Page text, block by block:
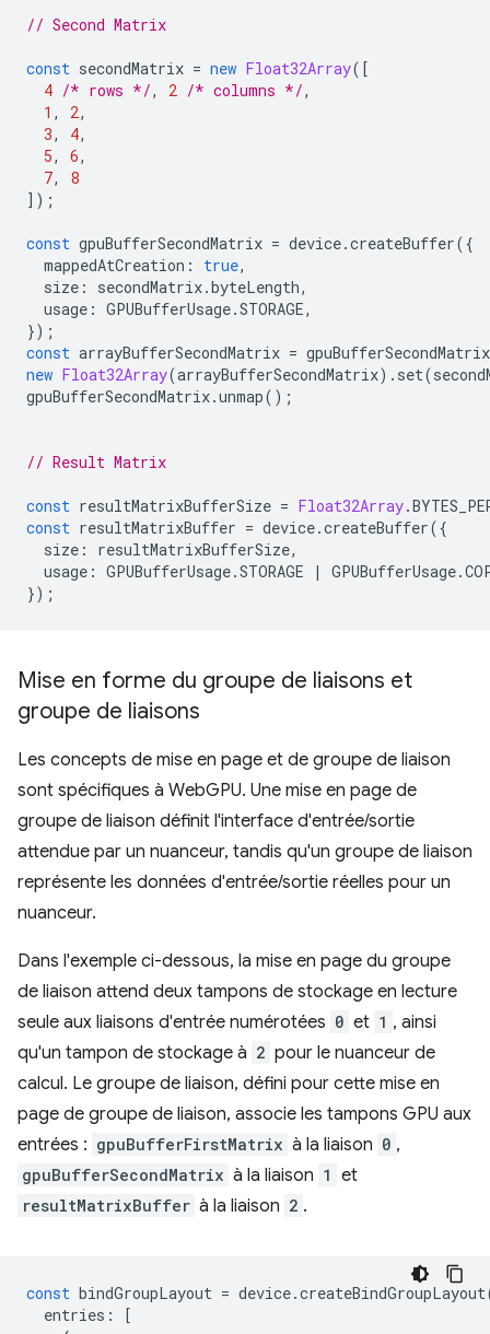
// Second Matrix
const secondMatrix = new Float32Array([
4 /* rows */, 2 /* columns */,
1 , 2,
3, 4,
5, 6,
7,
8
]);
const gpuBufferSecondMatrix = device.createBuffer({
mappedAtCreation : true,
size : secondMatrix.byteLength,
usage : GPUBufferUsage.STORAGE,
});
const arrayBufferSecondMatrix = gpuBufferSecondMatrix
new Float32Array(arrayBufferSecondMatrix). set(
gpuBufferSecondMatrix.unmap();
// Result Matrix
const resultMatrixBufferSize = Float32Array.
const resultMatrixBuffer = device.createBuffer({
size : resultMatrixBufferSize,
usage : GPUBufferUsage.STORAGE | GPUBufferUsage.
});
Mise en forme du groupe de liaisons et
groupe de liaisons
Les concepts de mise en page et de groupe de liaison
sont spécifiques à WebGPU. Une mise en page de
groupe de liaison définit l'interface d'entrée/sortie
attendue par un nuanceur, tandis qu'un groupe de liaison
représente les données d'entrée/sortie réelles pour un
nuanceur.
Dans l'exemple ci-dessous, la mise en page du groupe
de liaison attend deux tampons de stockage en lecture
seule aux liaisons d'entrée numérotées 0 et 1 , ainsi
qu'un tampon de stockage à 2 pour le nuanceur de
calcul. Le groupe de liaison, défini pour cette mise en
page de groupe de liaison, associe les tampons GPU aux
entrées : gpuBufferFirstMatrix à la liaison 0 ,
gpuBufferSecondMatrix à la liaison 1 et
resultMatrixBuffer à la liaison 2 .
const bindGroupLayout = device.createBindGroupLayout
entries :
[